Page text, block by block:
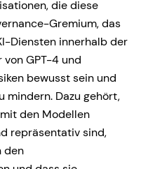
die diese
Gremium, das
Diensten innerhalb der
GPT-4 und
bewusst sein und
mindern. Dazu gehört,
den Modellen
repräsentativ sind,
den